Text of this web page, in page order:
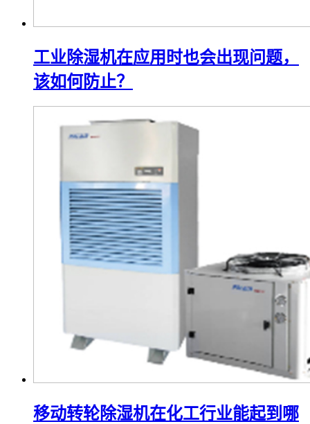
工业除湿机在应用时也会出现问题，
该如何防止？
移动转轮除湿机在化工行业能起到哪